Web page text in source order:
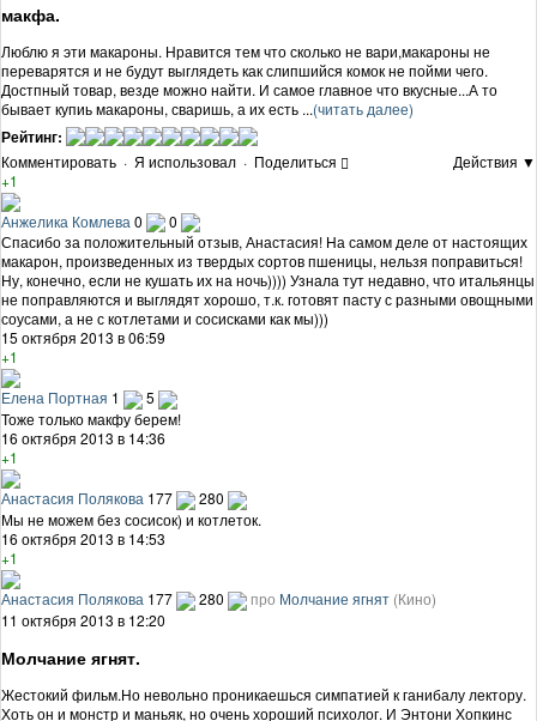
макфа.
Люблю я эти макароны. Нравится тем что сколько не вари,макароны не
переварятся и не будут выглядеть как слипшийся комок не пойми чего.
Достпный товар, везде можно найти. И самое главное что вкусные...А то
бывает купиь макароны, сваришь, а их есть ...(читать далее)
Рейтинг:
Комментировать · Я использовал · Поделиться
Действия ▼
+1
Анжелика Комлева 0
0
Спасибо за положительный отзыв, Анастасия! На самом деле от настоящих
макарон, произведенных из твердых сортов пшеницы, нельзя поправиться!
Ну, конечно, если не кушать их на ночь)))) Узнала тут недавно, что итальянцы
не поправляются и выглядят хорошо, т.к. готовят пасту с разными овощными
соусами, а не с котлетами и сосисками как мы)))
15 октября 2013 в 06:59
+1
Елена Портная 1
5
Тоже только макфу берем!
16 октября 2013 в 14:36
+1
Анастасия Полякова 177
280
Мы не можем без сосисок) и котлеток.
16 октября 2013 в 14:53
+1
Анастасия Полякова 177 280 про Молчание ягнят (Кино)
11 октября 2013 в 12:20
Молчание ягнят.
Жестокий фильм.Но невольно проникаешься симпатией к ганибалу лектору.
Хоть он и монстр и маньяк, но очень хороший психолог. И Энтони Хопкинс